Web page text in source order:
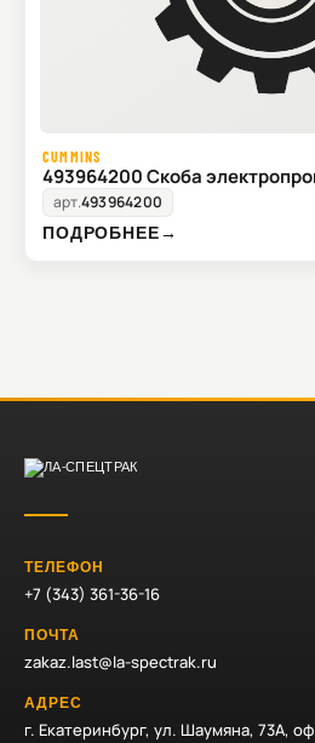
CUMMINS
493964200 Скоба
арт.493964200
ПОДРОБНЕЕ→
ТЕЛЕФОН
+7 (343) 361-36-16
ПОЧТА
zakaz.last@la-spectrak.ru
АДРЕС
г. Екатеринбург, ул. Шаумяна, 73А,